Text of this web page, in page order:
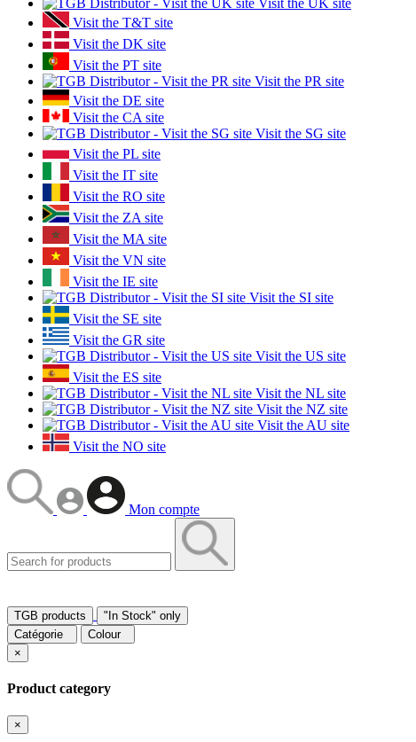
Visit the UK site
Visit the T&T site
Visit the DK site
Visit the PT site
Visit the PR site
Visit the DE site
Visit the CA site
Visit the SG site
Visit the PL site
Visit the IT site
Visit the RO site
Visit the ZA site
Visit the MA site
Visit the VN site
Visit the IE site
Visit the SI site
Visit the SE site
Visit the GR site
Visit the US site
Visit the ES site
Visit the NL site
Visit the NZ site
Visit the AU site
Visit the NO site
Mon compte
TGB products
"In Stock" only
Catégorie
Colour
×
Product category
×